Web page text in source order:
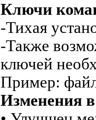
Ключи
-Тихая
-Также
ключей
Пример:
Изменения